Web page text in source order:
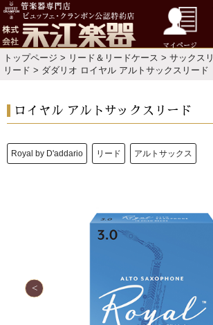
マイページ
トップページ > リード＆リードケース > サックス
リード > ダダリオ ロイヤル アルトサックスリード
ロイヤル アルトサックスリード
Royal by D'addario リード アルトサックス
「楽器をはじめよう」
お手入れ方法
演奏会のお知らせ
ログイン